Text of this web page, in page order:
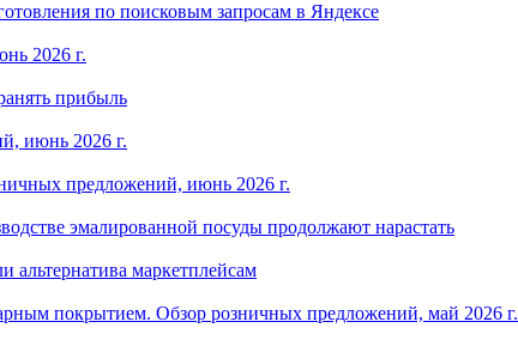
по поисковым запросам в Яндексе
2026 г.
прибыль
июнь 2026 г.
предложений, июнь 2026 г.
эмалированной посуды продолжают нарастать
альтернатива маркетплейсам
покрытием. Обзор розничных предложений, май 2026 г.